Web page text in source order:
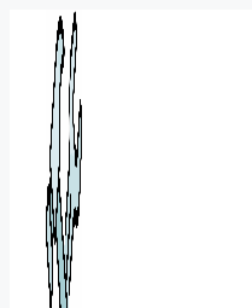
Перейти
содержимому